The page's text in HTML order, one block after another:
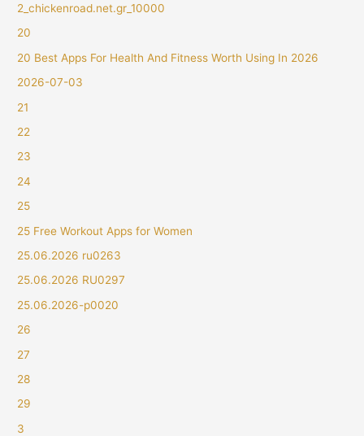
2_chickenroad.net.gr_10000
20
20 Best Apps For Health And Fitness Worth Using In 2026
2026-07-03
21
22
23
24
25
25 Free Workout Apps for Women
25.06.2026 ru0263
25.06.2026 RU0297
25.06.2026-p0020
26
27
28
29
3